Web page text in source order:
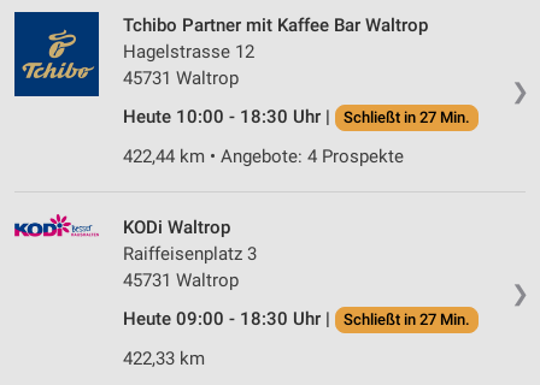
❯
Tchibo Partner mit Kaffee Bar Waltrop
Hagelstrasse 12
45731 Waltrop
Heute 10:00 - 18:30 Uhr |
Schließt in 27 Min.
422,44 km • Angebote: 4 Prospekte
❯
KODi Waltrop
Raiffeisenplatz 3
45731 Waltrop
Heute 09:00 - 18:30 Uhr |
Schließt in 27 Min.
422,33 km